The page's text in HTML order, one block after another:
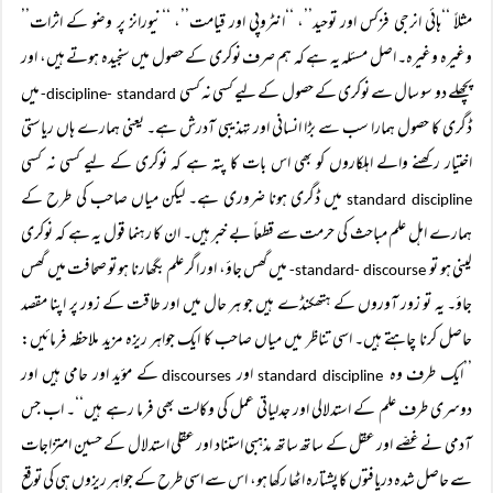
مثلاً ‘‘ہائی انرجی فزکس اور توحید’’، ‘‘انٹروپی اور قیامت’’، ‘‘نیورانز پر وضو کے اثرات’’
وغیرہ وغیرہ۔ اصل مسئلہ یہ ہے کہ ہم صرف نوکری کے حصول میں سنجیدہ ہوتے ہیں، اور
پچھلے دو سو سال سے نوکری کے حصول کے لیے کسی نہ کسی
میں
ڈگری کا حصول ہمارا سب سے بڑا انسانی اور تہذیبی آدرش ہے۔ یعنی ہمارے ہاں ریاستی
اختیار رکھنے والے اہلکاروں کو بھی اس بات کا پتہ ہے کہ نوکری کے لیے کسی نہ کسی
standard discipline میں ڈگری ہونا ضروری ہے۔ لیکن میاں صاحب کی طرح کے
ہمارے اہل علم مباحث کی حرمت سے قطعاً بے خبر ہیں۔ ان کا رہنما قول یہ ہے کہ نوکری
لینی ہو توstandard- discourse-
میں گھس جاؤ، اور اگر علم بگھارنا ہو تو صحافت میں گھس
جاؤ۔ یہ تو زور آوروں کے ہتھکنڈے ہیں جو ہر حال میں اور طاقت کے زور پر اپنا مقصد
حاصل کرنا چاہتے ہیں۔ اسی تناظر میں میاں صاحب کا ایک جواہر ریزہ مزید ملاحظہ فرمائیں:
’’ایک طرف وہ
اورdiscourses
کے مؤید اور حامی ہیں اور
دوسری طرف علم کے استدلالی اور جدلیاتی عمل کی وکالت بھی فرما رہے ہیں‘‘۔ اب جس
آدمی نے غصّے اور عقل کے ساتھ ساتھ مذہبی استناد اور عقلی استدلال کے حسین امتزاجات
سے حاصل شدہ دریافتوں کا پشتارہ اٹھا رکھا ہو، اس سے اسی طرح کے جواہر ریزوں ہی کی توقع